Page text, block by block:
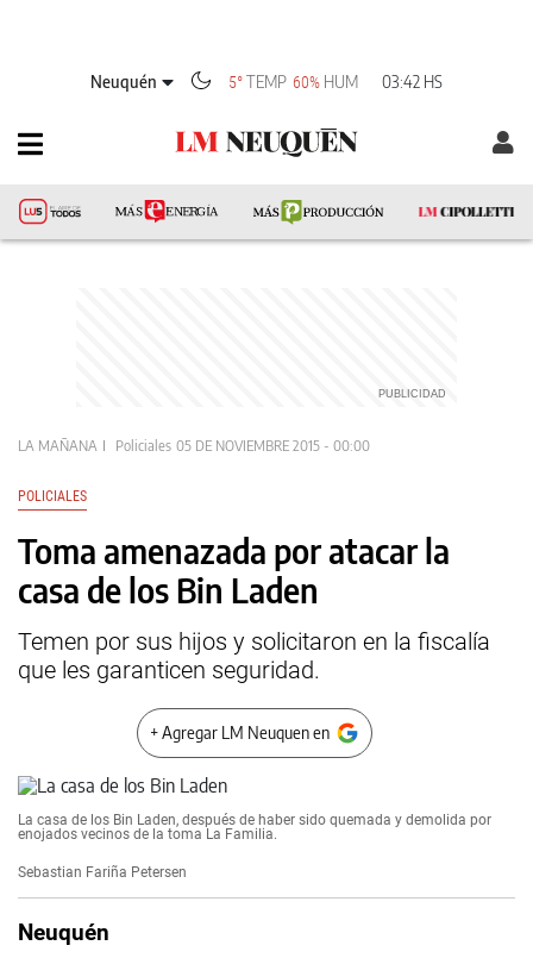
Neuquén 5° TEMP 60% HUM 03:42 HS
LA MAÑANA Policiales 05 DE NOVIEMBRE 2015 - 00:00
POLICIALES
Toma amenazada por atacar la
casa de los Bin Laden
Temen por sus hijos y solicitaron en la fiscalía
que les garanticen seguridad.
+ Agregar LM Neuquen en
La casa de los Bin Laden, después de haber sido quemada y demolida por
enojados vecinos de la toma La Familia.
Sebastian Fariña Petersen
Neuquén